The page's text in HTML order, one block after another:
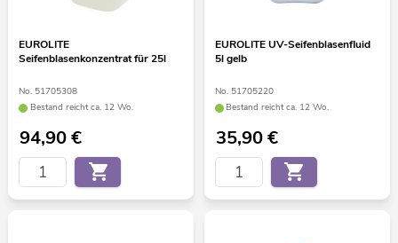
EUROLITE
Seifenblasenkonzentrat für 25l
No. 51705308
Bestand reicht ca. 12 Wo.
94,90€
EUROLITE UV-Seifenblasenfluid
5l gelb
No. 51705220
Bestand reicht ca. 12 Wo.
35,90€